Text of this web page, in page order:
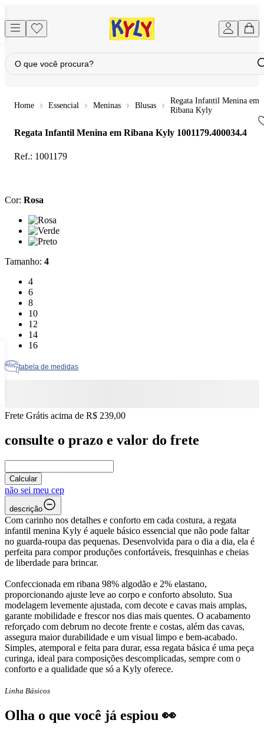
Essencial Meninas Blusas
Regata Infantil Menina em
Ribana Kyly
Regata Infantil Menina em Ribana Kyly 1001179.400034.4
Ref.: 1001179
Cor: Rosa
Cor: Rosa
Cor: Verde
Cor: Preto
Tamanho: 4
Tamanho: 4
4
Tamanho: 6
6
Tamanho: 8
8
Tamanho: 10
10
Tamanho: 12
12
Tamanho: 14
14
Tamanho: 16
16
tabela de medidas
Frete Grátis acima de R$ 239,00
consulte o prazo e valor do frete
Calcular
não sei meu cep
descrição
Com carinho nos detalhes e conforto em cada costura, a regata
infantil menina Kyly é aquele básico essencial que não pode faltar
no guarda-roupa das pequenas. Desenvolvida para o dia a dia, ela é
perfeita para compor produções confortáveis, fresquinhas e cheias
de liberdade para brincar.
Confeccionada em ribana 98% algodão e 2% elastano,
proporcionando ajuste leve ao corpo e conforto absoluto. Sua
modelagem levemente ajustada, com decote e cavas mais amplas,
garante mobilidade e frescor nos dias mais quentes. O acabamento
reforçado com debrum no decote frente e costas, além das cavas,
assegura maior durabilidade e um visual limpo e bem-acabado.
Simples, atemporal e feita para durar, essa regata básica é uma peça
curinga, ideal para composições descomplicadas, sempre com o
conforto e a qualidade que só a Kyly oferece.
Linha Básicos
Olha o que você já espiou 👀